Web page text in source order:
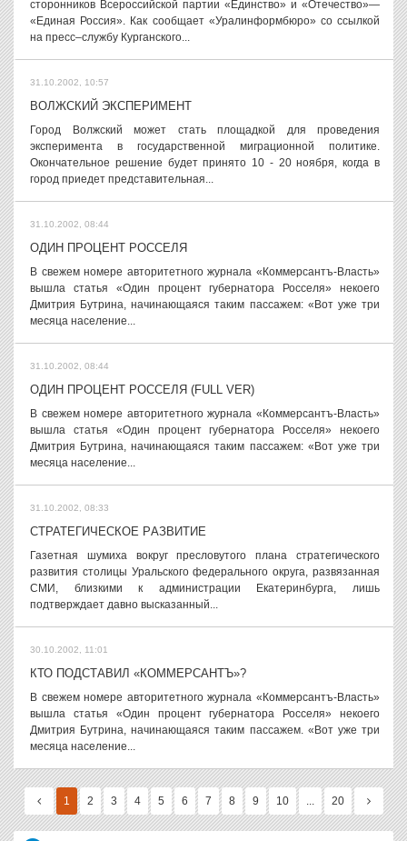
сторонников Всероссийской партии «Единство» и «Отечество»—
«Единая Россия». Как сообщает «Уралинформбюро» со ссылкой
на пресс–службу Курганского...
31.10.2002, 10:57
ВОЛЖСКИЙ ЭКСПЕРИМЕНТ
Город Волжский может стать площадкой для проведения
эксперимента в государственной миграционной политике.
Окончательное решение будет принято 10 - 20 ноября, когда в
город приедет представительная...
31.10.2002, 08:44
ОДИН ПРОЦЕНТ РОССЕЛЯ
В свежем номере авторитетного журнала «Коммерсантъ-Власть»
вышла статья «Один процент губернатора Росселя» некоего
Дмитрия Бутрина, начинающаяся таким пассажем: «Вот уже три
месяца население...
31.10.2002, 08:44
ОДИН ПРОЦЕНТ РОССЕЛЯ (FULL VER)
В свежем номере авторитетного журнала «Коммерсантъ-Власть»
вышла статья «Один процент губернатора Росселя» некоего
Дмитрия Бутрина, начинающаяся таким пассажем: «Вот уже три
месяца население...
31.10.2002, 08:33
СТРАТЕГИЧЕСКОЕ PАЗВИТИЕ
Газетная шумиха вокруг пресловутого плана стратегического
развития столицы Уральского федерального округа, развязанная
СМИ, близкими к администрации Екатеринбурга, лишь
подтверждает давно высказанный...
30.10.2002, 11:01
КТО ПОДСТАВИЛ «КОММЕРСАНТЪ»?
В свежем номере авторитетного журнала «Коммерсантъ-Власть»
вышла статья «Один процент губернатора Росселя» некоего
Дмитрия Бутрина, начинающаяся таким пассажем. «Вот уже три
месяца население...
1 2 3 4 5 6 7 8 9 10 ... 20